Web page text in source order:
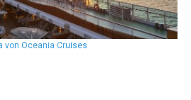
von Oceania Cruises